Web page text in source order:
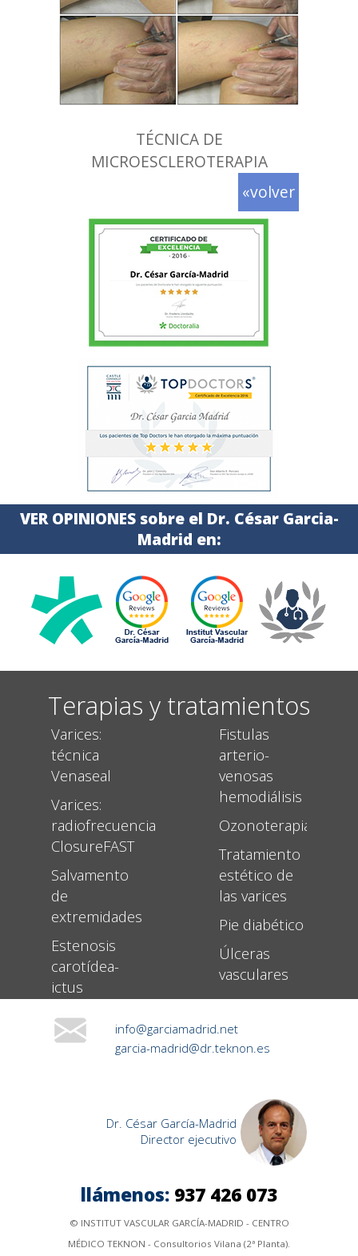
TÉCNICA DE
MICROESCLEROTERAPIA
«volver
VER OPINIONES sobre el Dr. César Garcia-
Madrid en:
Terapias y tratamientos
Varices:
técnica
Venaseal
Varices:
radiofrecuencia
ClosureFAST
Salvamento
de
extremidades
Estenosis
carotídea-
ictus
Fistulas
arterio-
venosas
hemodiálisis
Ozonoterapia
Tratamiento
estético de
las varices
Pie diabético
Úlceras
vasculares
info@garciamadrid.net
garcia-madrid@dr.teknon.es
Dr. César García-Madrid
Director ejecutivo
llámenos: 937 426 073
© INSTITUT VASCULAR GARCÍA-MADRID - CENTRO
MÉDICO TEKNON - Consultorios Vilana (2ª Planta).